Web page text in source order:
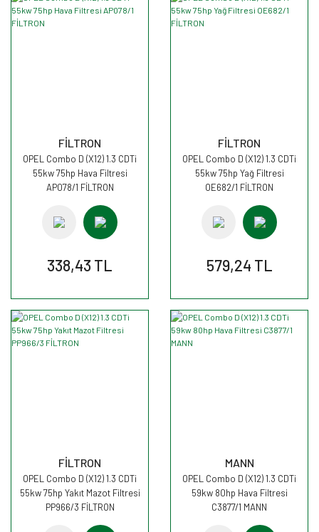
FİLTRON
OPEL Combo D (X12) 1.3 CDTi
55kw 75hp Hava Filtresi
AP078/1 FİLTRON
338,43 TL
FİLTRON
OPEL Combo D (X12) 1.3 CDTi
55kw 75hp Yağ Filtresi
OE682/1 FİLTRON
579,24 TL
FİLTRON
OPEL Combo D (X12) 1.3 CDTi
55kw 75hp Yakıt Mazot Filtresi
PP966/3 FİLTRON
MANN
OPEL Combo D (X12) 1.3 CDTi
59kw 80hp Hava Filtresi
C3877/1 MANN